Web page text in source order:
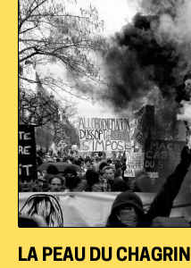
LA PEAU DU CHAGRIN